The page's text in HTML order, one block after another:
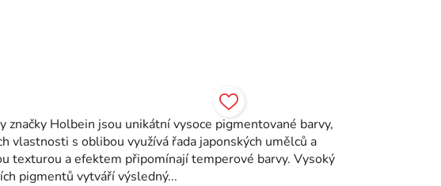
značky Holbein jsou unikátní vysoce pigmentované barvy,
vlastnosti s oblibou využívá řada japonských umělců a
texturou a efektem připomínají temperové barvy. Vysoký
pigmentů vytváří výsledný...